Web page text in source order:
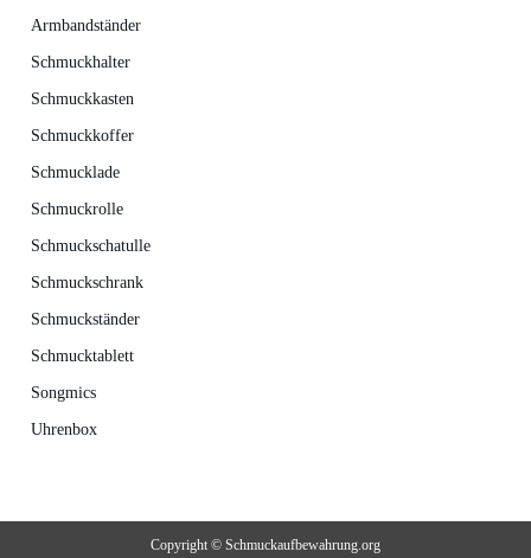
Armbandständer
Schmuckhalter
Schmuckkasten
Schmuckkoffer
Schmucklade
Schmuckrolle
Schmuckschatulle
Schmuckschrank
Schmuckständer
Schmucktablett
Songmics
Uhrenbox
Copyright © Schmuckaufbewahrung.org